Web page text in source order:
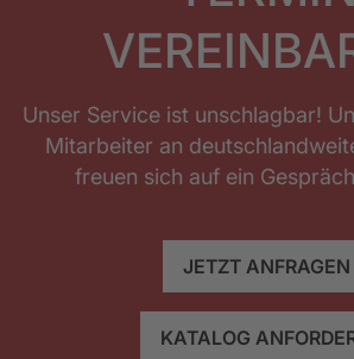
Unser Service ist unschlagbar!
Mitarbeiter an
freuen sich auf ein
JETZT ANFRAGEN
KATALOG